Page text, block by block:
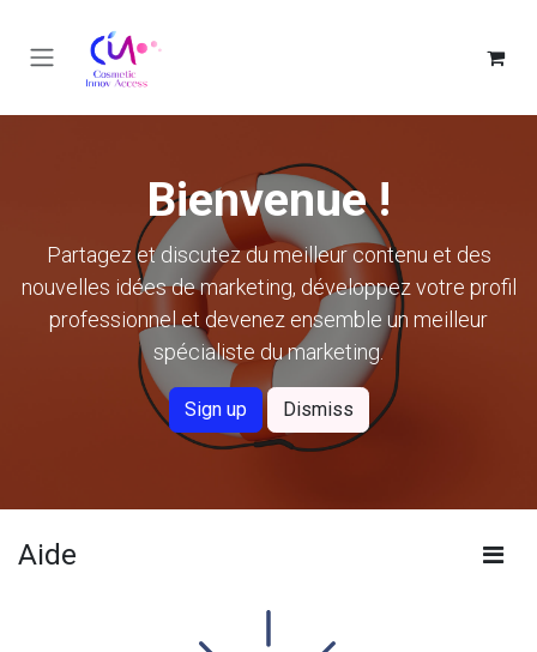
Bienvenue !
Partagez et discutez du meilleur contenu et des
nouvelles idées de marketing, développez votre profil
professionnel et devenez ensemble un meilleur
spécialiste du marketing.
Sign up Dismiss
Aide